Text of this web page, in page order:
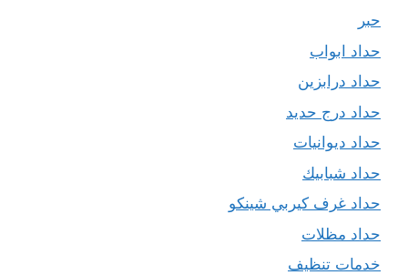
حبر
حداد ابواب
حداد درابزين
حداد درج حديد
حداد ديوانيات
حداد شبابيك
حداد غرف كيربي شينكو
حداد مظلات
خدمات تنظيف